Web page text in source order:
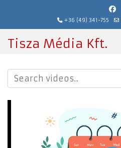
+36 (49) 341-755
Tisza Média Kft.